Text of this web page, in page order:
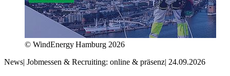
© WindEnergy Hamburg 2026
News| Jobmessen & Recruiting: online & präsenz| 24.09.2026